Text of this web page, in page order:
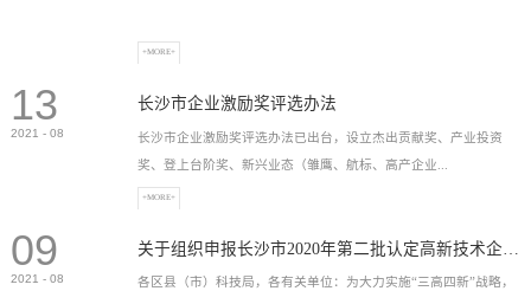
+MORE+
13
2021 - 08
长沙市企业激励奖评选办法
长沙市企业激励奖评选办法已出台，设立杰出贡献奖、产业投资
奖、登上台阶奖、新兴业态（雏鹰、航标、高产企业...
）奖等，最高奖励2...
+MORE+
09
2021 - 08
各区县（市）科技局，各有关单位：为大力实施“三高四新”战略，